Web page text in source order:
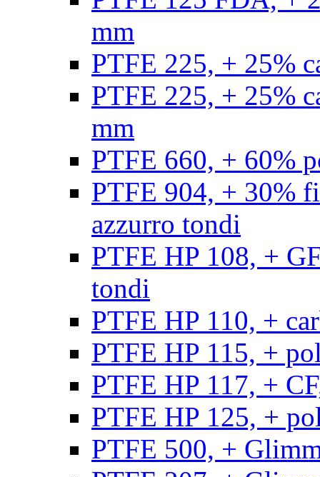
mm
PTFE 225, + 25%
PTFE 225, + 25%
mm
PTFE 660, + 60%
PTFE 904, + 30%
azzurro tondi
PTFE HP 108, +
tondi
PTFE HP 110, +
PTFE HP 115, +
PTFE HP 117, +
PTFE HP 125, +
PTFE 500, +